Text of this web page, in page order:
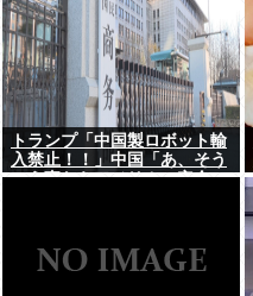
トランプ「中国製ロボット輸
入禁止！！」中国「あ、そう
いう事ならアメリカの安全の